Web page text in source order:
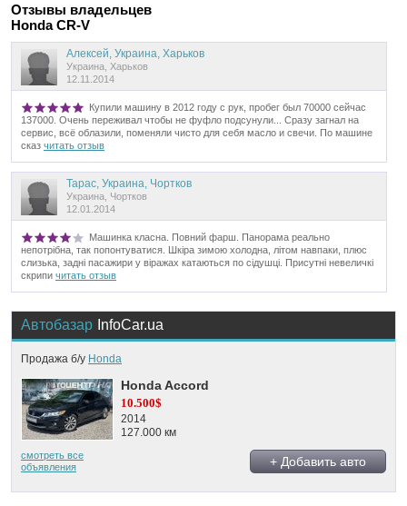
Отзывы владельцев
Honda CR-V
Алексей, Украина, Харьков
Украина, Харьков
12.11.2014
Купили машину в 2012 году с рук, пробег был 70000 сейчас
137000. Очень переживал чтобы не фуфло подсунули... Сразу загнал на
сервис, всё облазили, поменяли чисто для себя масло и свечи. По машине
сказ читать отзыв
Тарас, Украина, Чортков
Украина, Чортков
12.01.2014
Машинка класна. Повний фарш. Панорама реально
непотрібна, так попонтуватися. Шкіра зимою холодна, літом навпаки, плюс
слизька, задні пасажири у віражах катаються по сідушці. Присутні невеличкі
скрипи читать отзыв
Автобазар InfoCar.ua
Продажа б/у Honda
Honda Accord
10.500$
2014
127.000 км
+ Добавить авто
смотреть все
объявления